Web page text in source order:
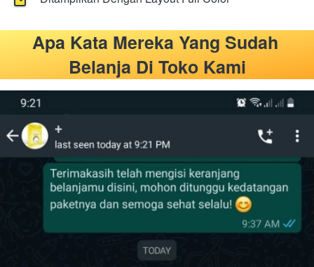
Apa Kata Mereka Yang Sudah
Belanja Di Toko Kami